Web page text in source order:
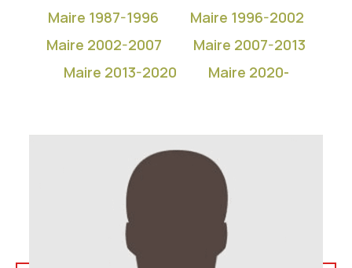
Maire 1987-1996
Maire 1996-2002
Maire 2002-2007
Maire 2007-2013
Maire 2013-2020
Maire 2020-